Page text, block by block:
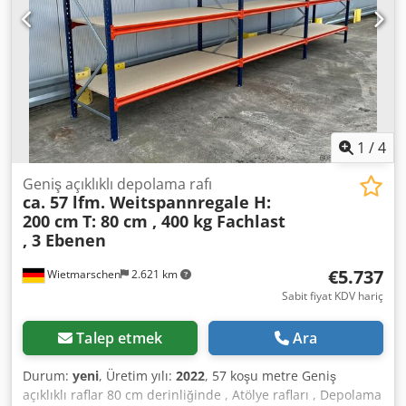
kadar projelerinizi gerçekleştirmenize yardımcı olmaktan
mutluluk duyacağız.
1 /4
Wietmarschen 2.621 km
Geniş açıklıklı depolama rafı
ca. 57 lfm. Weitspannregale H:
200 cm T: 80 cm , 400 kg Fachlast
, 3 Ebenen
€5.737
Sabit fiyat KDV hariç
Talep etmek Ara
Durum: yeni, Üretim yılı: 2022, 57 koşu metre Geniş
açıklıklı raflar 80 cm derinliğinde , Atölye rafları , Depolama